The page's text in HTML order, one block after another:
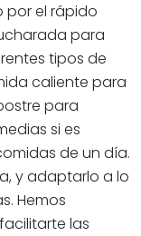
por el rápido
para
tipos de
caliente para
para
si es
de un día.
y adaptarlo a lo
Hemos
las